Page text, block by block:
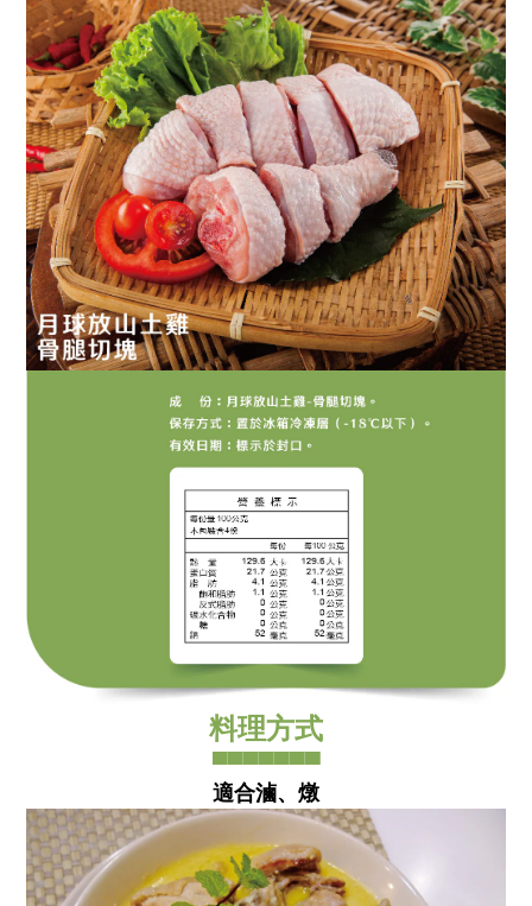
料理方式
▀▀▀▀▀▀▀
適合滷、燉